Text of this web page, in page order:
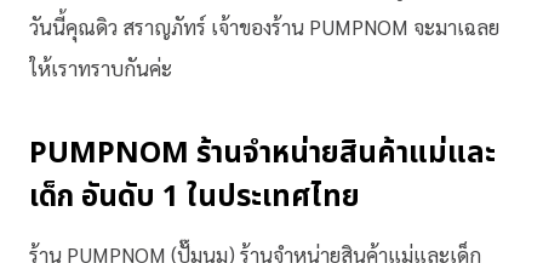
วันนี้คุณดิว สราญภัทร์ เจ้าของร้าน PUMPNOM จะมาเฉลย
ให้เราทราบกันค่ะ
PUMPNOM ร้านจำหน่ายสินค้าแม่และ
เด็ก อันดับ 1 ในประเทศไทย
ร้าน PUMPNOM (ปั๊มนม) ร้านจำหน่ายสินค้าแม่และเด็ก